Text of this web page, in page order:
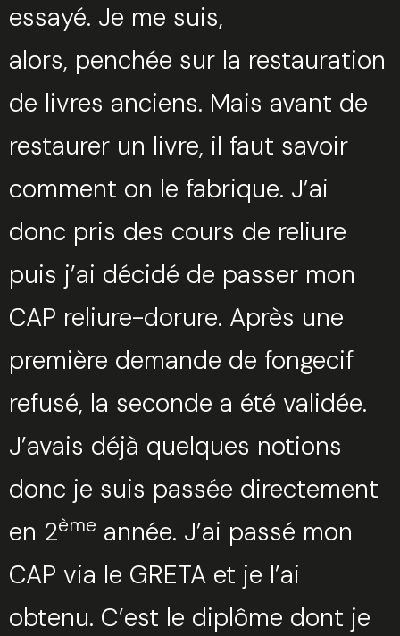
essayé. Je me suis,
alors, penchée sur la restauration
de livres anciens. Mais avant de
restaurer un livre, il faut savoir
comment on le fabrique. J’ai
donc pris des cours de reliure
puis j’ai décidé de passer mon
CAP reliure-dorure. Après une
première demande de fongecif
refusé, la seconde a été validée.
J’avais déjà quelques notions
donc je suis passée directement
en 2ème année. J’ai passé mon
CAP via le GRETA et je l’ai
obtenu. C’est le diplôme dont je